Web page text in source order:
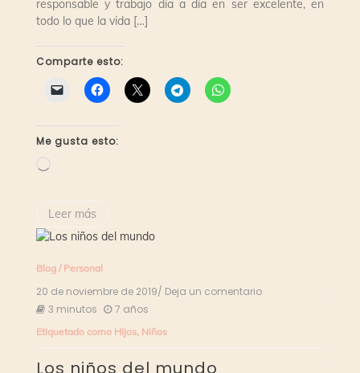
responsable y trabajo día a día en ser excelente, en
todo lo que la vida […]
Comparte esto:
Me gusta esto:
Cargando...
Leer más
Blog/ Personal
20 de noviembre de 2019/ Deja un comentarioen
3 minutos 7 años
Etiquetado como Hijos, Niños
Los niños del mundo